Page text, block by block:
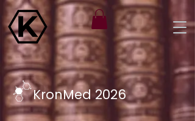
KronMed 2026